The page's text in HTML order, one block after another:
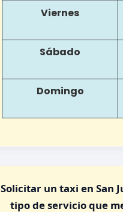
Viernes
Sábado
Domingo
Solicitar un taxi en San
tipo de servicio que